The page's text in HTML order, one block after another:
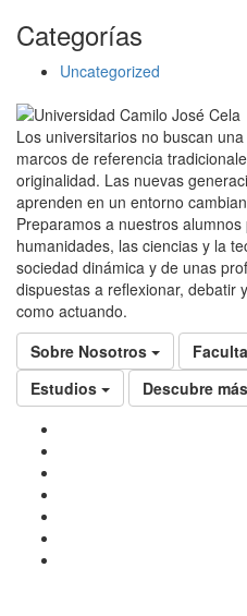
Categorías
Uncategorized
Los universitarios no buscan
marcos de referencia
originalidad. Las nuevas
aprenden en un entorno
Preparamos a nuestros
humanidades, las ciencias y la
sociedad dinámica y de unas
dispuestas a reflexionar, debatir
como actuando.
Sobre Nosotros
Estudios
Descubre más